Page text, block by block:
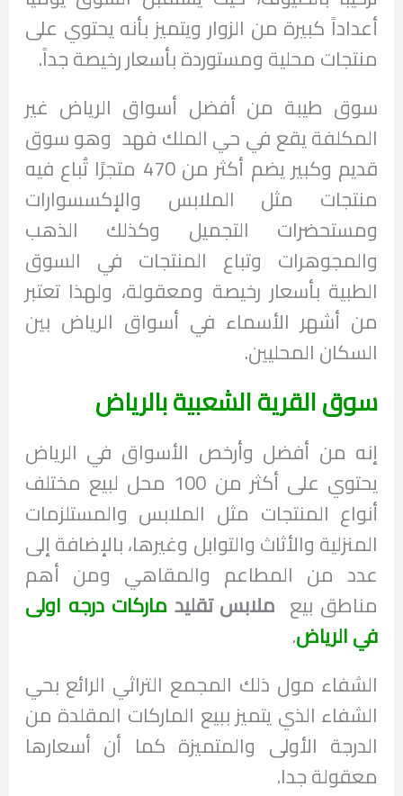
أعداداً كبيرة من الزوار ويتميز بأنه يحتوي على
منتجات محلية ومستوردة بأسعار رخيصة جداً.
سوق طيبة من أفضل أسواق الرياض غير
المكلفة يقع في حي الملك فهد وهو سوق
قديم وكبير يضم أكثر من 470 متجرًا تُباع فيه
منتجات مثل الملابس والإكسسوارات
ومستحضرات التجميل وكذلك الذهب
والمجوهرات وتباع المنتجات في السوق
الطبية بأسعار رخيصة ومعقولة، ولهذا تعتبر
من أشهر الأسماء في أسواق الرياض بين
السكان المحليين.
سوق القرية الشعبية بالرياض
إنه من أفضل وأرخص الأسواق في الرياض
يحتوي على أكثر من 100 محل لبيع مختلف
أنواع المنتجات مثل الملابس والمستلزمات
المنزلية والأثاث والتوابل وغيرها، بالإضافة إلى
عدد من المطاعم والمقاهي ومن أهم
مناطق بيع ملابس تقليد ماركات درجه اولى
في الرياض.
الشفاء مول ذلك المجمع التراثي الرائع بحي
الشفاء الذي يتميز ببيع الماركات المقلدة من
الدرجة الأولى والمتميزة كما أن أسعارها
معقولة جدا.